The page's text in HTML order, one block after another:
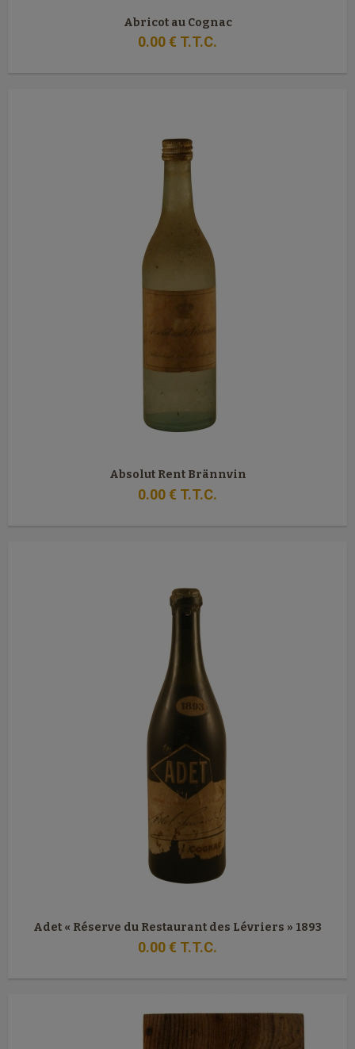
Abricot au Cognac
0.00€ T.T.C.
Absolut Rent Brännvin
0.00€ T.T.C.
Adet « Réserve du Restaurant des Lévriers » 1893
0.00€ T.T.C.